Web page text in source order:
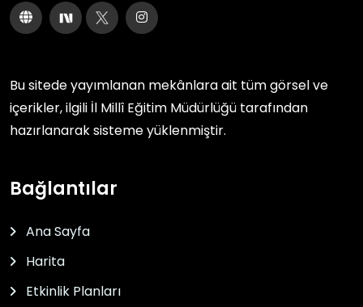
Bu sitede yayımlanan mekânlara ait tüm görsel ve
içerikler, ilgili İl Millî Eğitim Müdürlüğü tarafından
hazırlanarak sisteme yüklenmiştir.
Bağlantılar
Ana Sayfa
Harita
Etkinlik Planları